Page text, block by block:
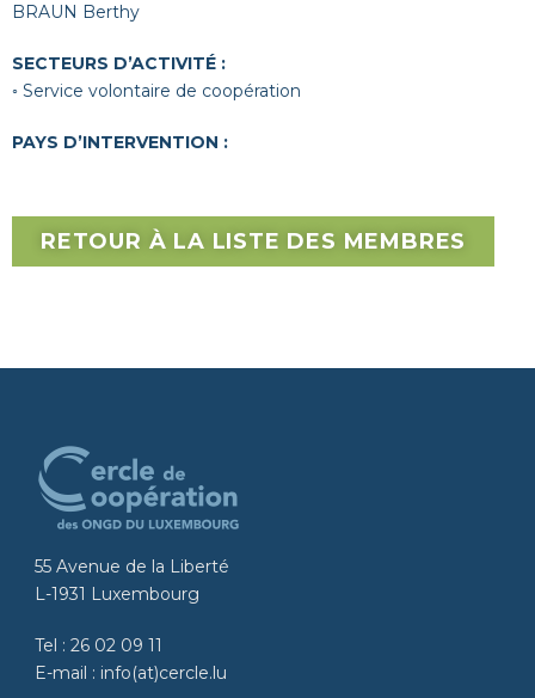
BRAUN Berthy
SECTEURS D’ACTIVITÉ :
◦ Service volontaire de coopération
PAYS D’INTERVENTION :
RETOUR À LA LISTE DES MEMBRES
55 Avenue de la Liberté
L-1931 Luxembourg
Tel : 26 02 09 11
E-mail : info(at)cercle.lu